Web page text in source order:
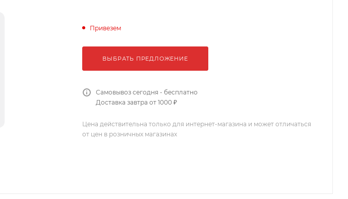
Привезем
ВЫБРАТЬ ПРЕДЛОЖЕНИЕ
Самовывоз сегодня - бесплатно
Доставка завтра от 1000 ₽
Цена действительна только для интернет-магазина и может отличаться
от цен в розничных магазинах